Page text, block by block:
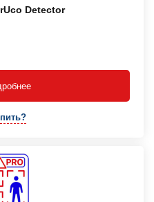
Detector